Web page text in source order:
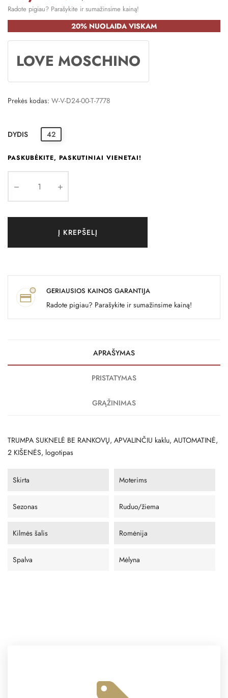
Radote pigiau? Parašykite ir sumažinsime kainą!
20% NUOLAIDA VISKAM
LOVE MOSCHINO
Prekės kodas: W-V-D24-00-T-7778
DYDIS 42
PASKUBĖKITE, PASKUTINIAI VIENETAI!
Į KREPŠELĮ
GERIAUSIOS KAINOS GARANTIJA
Radote pigiau? Parašykite ir sumažinsime kainą!
APRAŠYMAS
PRISTATYMAS
GRĄŽINIMAS
TRUMPA SUKNELĖ BE RANKOVŲ, APVALINČIU kaklu, AUTOMATINĖ,
2 KIŠENĖS, logotipas
Skirta Moterims
Sezonas Ruduo/žiema
Kilmės šalis Romėnija
Spalva Mėlyna